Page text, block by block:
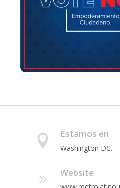
Estamos en
Washington DC.
Website